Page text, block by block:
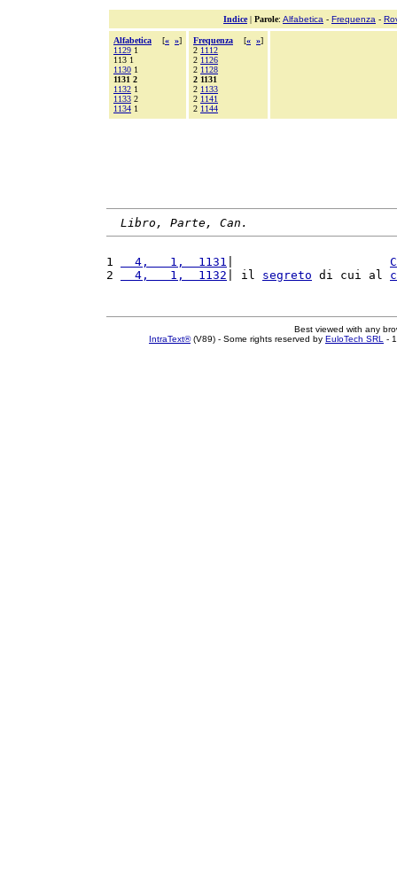
Indice| Parole: Alfabetica - Frequenza -
Alfabetica [« »]
1129 1
113 1
1130 1
1131 2
1132 1
1133 2
1134 1
Frequenza [« »]
2 1112
2 1126
2 1128
2 1131
2 1133
2 1141
2 1144
Libro, Parte, Can.
1
  4,   1,  1131
2
  4,   1,  1132
| il segreto di cui al
Best viewed with any
IntraText®(V89) - Some rights reserved by EuloTech SRL -